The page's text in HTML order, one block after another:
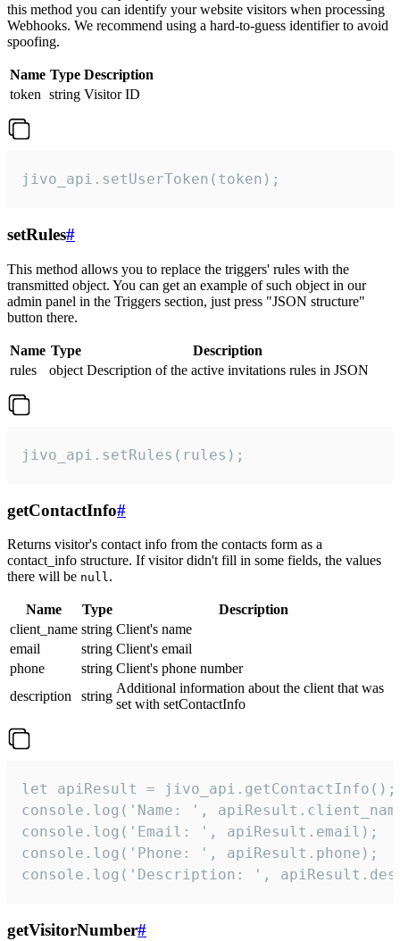
this method you can identify your website visitors when processing
Webhooks. We recommend using a hard-to-guess identifier to avoid
spoofing.
Name Type Description
token string Visitor ID
jivo_api.setUserToken(token);
setRules#
This method allows you to replace the triggers' rules with the
transmitted object. You can get an example of such object in our
admin panel in the Triggers section, just press "JSON structure"
button there.
Name Type
Description
rules
object Description of the active invitations rules in JSON
jivo_api.setRules(rules);
getContactInfo#
Returns visitor's contact info from the contacts form as a
contact_info structure. If visitor didn't fill in some fields, the values
there will be null.
Name Type
Description
client_name string Client's name
email
string Client's email
phone
string Client's phone number
description
string
Additional information about the client that was
set with setContactInfo
let apiResult = jivo_api.getContactInfo();
console.log('Name: ',
console.log('Email: ', apiResult.email);
console.log('Phone: ', apiResult.phone);
console.log('Description: ',
getVisitorNumber#